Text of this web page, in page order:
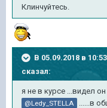
Клинчуйтесь.
В 05.09.2018 в
сказал:
я не в курсе ...видел
@Ledy_STELLA ......в